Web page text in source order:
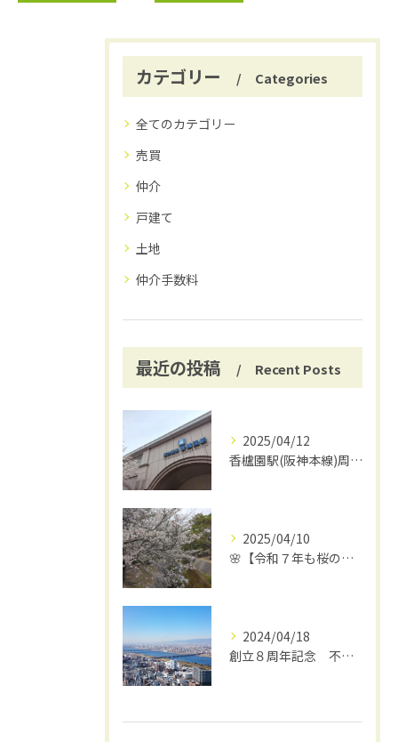
カテゴリー Categories
全てのカテゴリー
売買
仲介
戸建て
土地
仲介手数料
最近の投稿 Recent Posts
2025/04/12
香櫨園駅(阪神本線)周辺の魅力を発見してみませんか？
2025/04/10
🌸【令和７年も桜の季節がやってきました！】🌸
2024/04/18
創立８周年記念 不動産売買賃貸仲介会社のシフト総合ハウジング 【西宮市】夙川のさくらが有名な阪神香櫨園駅が最寄りの不動産屋